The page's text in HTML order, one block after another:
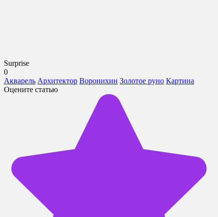
Surprise
0
Акварель Архитектор Воронихин Золотое руно Картина
Оцените статью